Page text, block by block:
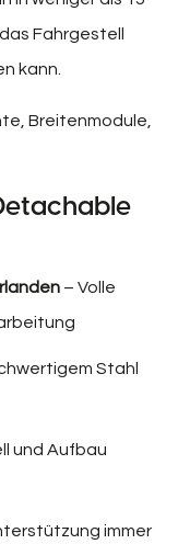
Fahrgestell
kann.
Breitenmodule,
– Volle
Stahl
und Aufbau
immer